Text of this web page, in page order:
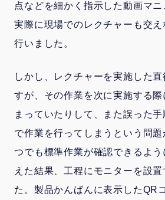
点などを細かく指示した動画マニ
実際に現場でのレクチャーも交
行いました。
しかし、レクチャーを実施した
すが、その作業を次に実施する
まっていたりして、また誤った
で作業を行ってしまうという問
つでも標準作業が確認できるよ
えた結果、工程にモニターを設
た。製品かんばんに表示したQR